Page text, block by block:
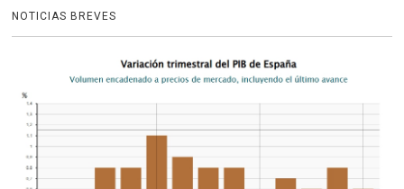
NOTICIAS BREVES